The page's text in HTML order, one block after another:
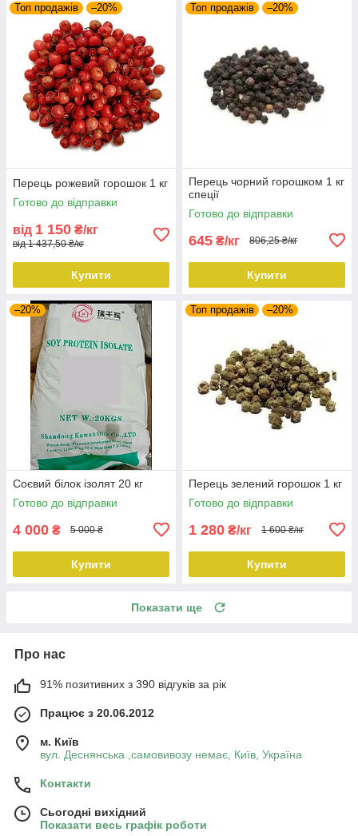
Топ продажів –20%
Перець рожевий горошок 1 кг
Готово до відправки
від 1 150 ₴/кг
від 1 437,50 ₴/кг
Купити
Топ продажів –20%
Перець чорний горошком 1 кг
спеції
Готово до відправки
645 ₴/кг 806,25 ₴/кг
Купити
–20%
Соєвий білок ізолят 20 кг
Готово до відправки
4 000 ₴ 5 000 ₴
Купити
Топ продажів –20%
Перець зелений горошок 1 кг
Готово до відправки
1 280 ₴/кг 1 600 ₴/кг
Купити
Показати ще
Про нас
91% позитивних з 390 відгуків за рік
Працює з 20.06.2012
м. Київ
вул. Деснянська ,самовивозу немає, Київ, Україна
Контакти
Сьогодні вихідний
Показати весь графік роботи